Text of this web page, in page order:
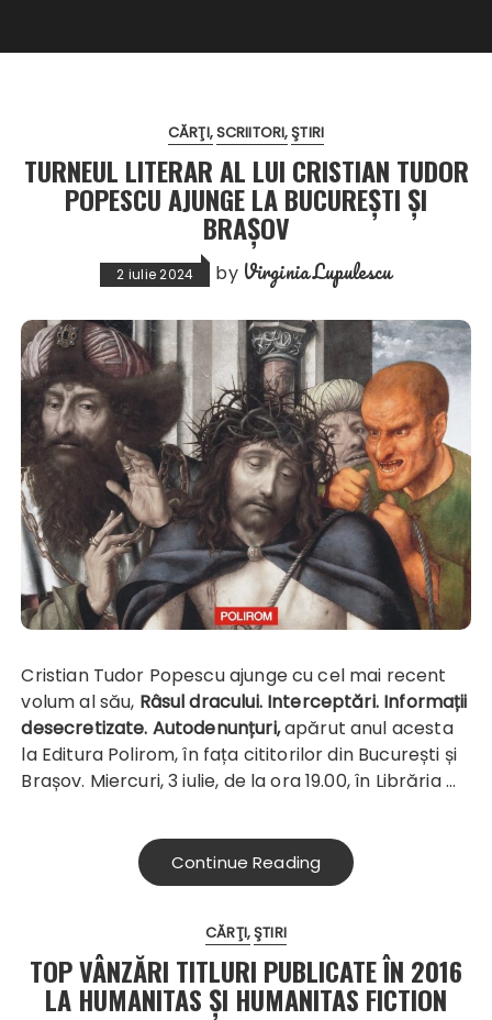
CĂRŢI SCRIITORI ŞTIRI
TURNEUL LITERAR AL LUI CRISTIAN TUDOR
POPESCU AJUNGE LA BUCUREȘTI ȘI
BRAȘOV
2 iulie 2024 by Virginia Lupulescu
Cristian Tudor Popescu ajunge cu cel mai recent
volum al său, Râsul dracului. Interceptări. Informații
desecretizate. Autodenunțuri,apărut anul acesta
la Editura Polirom, în fața cititorilor din București și
Brașov. Miercuri, 3 iulie, de la ora 19.00, în Librăria …
Continue Reading
CĂRŢI ŞTIRI
TOP VÂNZĂRI TITLURI PUBLICATE ÎN 2016
LA HUMANITAS ȘI HUMANITAS FICTION